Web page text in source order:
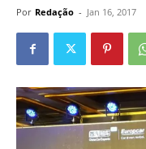
Por Redação - Jan 16, 2017